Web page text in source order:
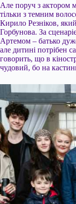
Але поруч з актором
тільки з темним
Кирило Резніков,
Горбунова. За
Артемом – батько
але дитині потрібен
говорить, що в
чудовий, бо на